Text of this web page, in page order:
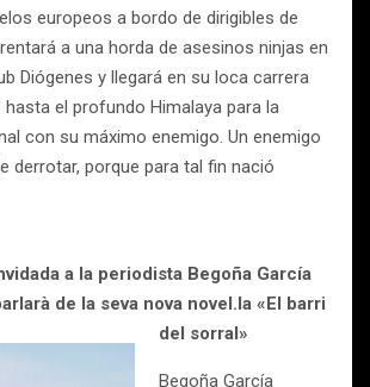
europeos a bordo de dirigibles de
a una horda de asesinos ninjas en
Diógenes y llegará en su loca carrera
el profundo Himalaya para la
con su máximo enemigo. Un enemigo
derrotar, porque para tal fin nació
a la periodista Begoña García
de la seva nova novel.la «El barri
del sorral»
Begoña García